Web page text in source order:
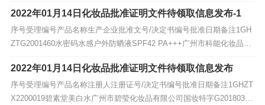
亮妍美白日霜 SPF20欧瑞莲化妆品(中国...
2022年01月14日化妆品批准证明文件待领取信息发布-1
序号受理编号产品名称生产企业批准文号/决定书编号批准日期备注1GH
ZTG2001460水密码水感户外防晒液SPF42 PA+++广州市科能化妆品科
研有限公司国妆特字G20170895//...
2022年01月14日化妆品批准证明文件待领取信息发布
序号受理编号产品名称注册人注册证号/决定书编号批准日期备注1GHZT
X2200019碧素堂美白水广州市碧莹化妆品有限公司国妆特字G20180376